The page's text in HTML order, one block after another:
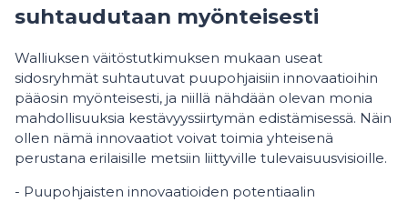
suhtaudutaan myönteisesti
Walliuksen väitöstutkimuksen mukaan useat
sidosryhmät suhtautuvat puupohjaisiin innovaatioihin
pääosin myönteisesti, ja niillä nähdään olevan monia
mahdollisuuksia kestävyyssiirtymän edistämisessä. Näin
ollen nämä innovaatiot voivat toimia yhteisenä
perustana erilaisille metsiin liittyville tulevaisuusvisioille.
- Puupohjaisten innovaatioiden potentiaalin